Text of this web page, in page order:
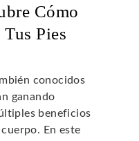
Cómo
Pies
conocidos
ganando
beneficios
En este